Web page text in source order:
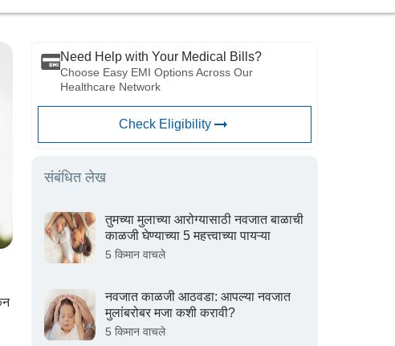
Need Help with Your Medical Bills?
Choose Easy EMI Options Across Our
Healthcare Network
Check Eligibility
संबंधित लेख
तुमच्या मुलाच्या आरोग्यासाठी नवजात बाळाची
काळजी घेण्याच्या 5 महत्त्वाच्या पायऱ्या
5 किमान वाचले
नवजात काळजी आठवडा: आपल्या नवजात
मुलांबरोबर मजा कशी करावी?
5 किमान वाचले